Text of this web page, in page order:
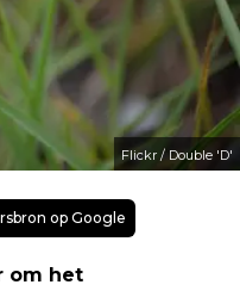
Flickr / Double 'D'
op Google
om het